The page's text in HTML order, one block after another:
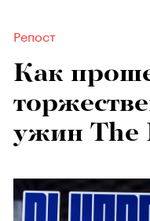
Репост
Как
ужин The